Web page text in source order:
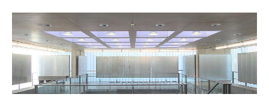
Admission procedure 2024
Bachelor Architecture
Bachelor Architecture+